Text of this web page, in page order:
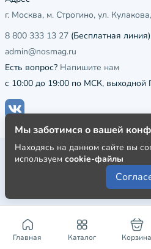
Главная Каталог Корзина
г. Москва, м. Строгино, ул.
8 800 333 13 27 (Бесплатная линия)
admin@nosmag.ru
Есть вопрос? Напишите нам
с 10:00 до 19:00 по МСК,
Публичная оферта
Пользовательское соглашение
Политика конфиденциальности
Мы заботимся о вашей
Находясь на данном сайте вы
используем cookie-файлы